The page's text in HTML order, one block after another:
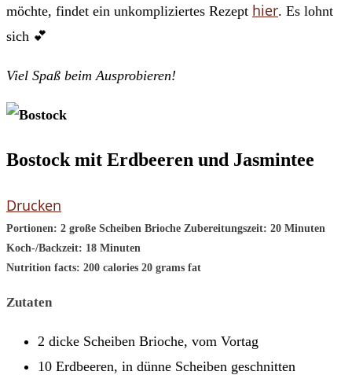
möchte, findet ein unkompliziertes Rezept hier. Es lohnt
sich 💕
Viel Spaß beim Ausprobieren!
Bostock mit Erdbeeren und Jasmintee
Drucken
Portionen: 2 große Scheiben Brioche Zubereitungszeit: 20 Minuten
Koch-/Backzeit: 18 Minuten
Nutrition facts: 200 calories 20 grams fat
Zutaten
2 dicke Scheiben Brioche, vom Vortag
10 Erdbeeren, in dünne Scheiben geschnitten